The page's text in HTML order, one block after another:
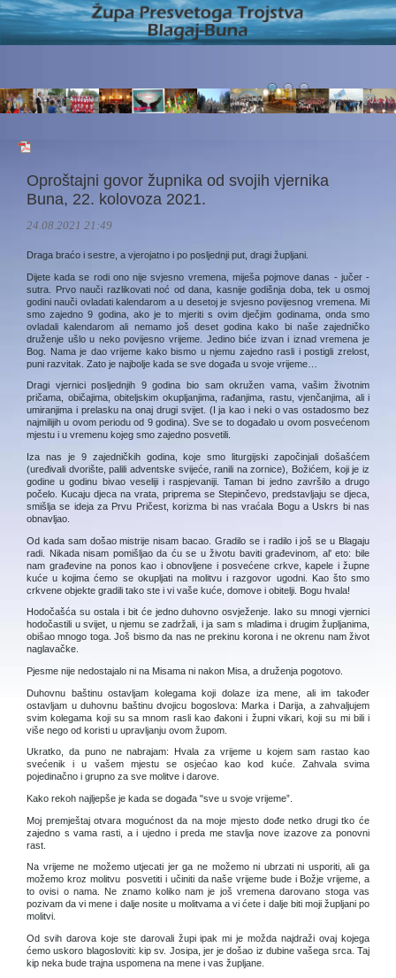
Oproštajni govor župnika od svojih vjernika
Buna, 22. kolovoza 2021.
24.08.2021 21:49
Draga braćo i sestre, a vjerojatno i po posljednji put, dragi župljani.
Dijete kada se rodi ono nije svjesno vremena, miješa pojmove danas - jučer -
sutra. Prvo nauči razlikovati noć od dana, kasnije godišnja doba, tek u osmoj
godini nauči ovladati kalendarom a u desetoj je svjesno povijesnog vremena. Mi
smo zajedno 9 godina, ako je to mjeriti s ovim dječjim godinama, onda smo
ovladali kalendarom ali nemamo još deset godina kako bi naše zajedničko
druženje ušlo u neko povijesno vrijeme. Jedino biće izvan i iznad vremena je
Bog. Nama je dao vrijeme kako bismo u njemu zajedno rasli i postigli zrelost,
puni razvitak. Zato je najbolje kada se sve događa u svoje vrijeme…
Dragi vjernici posljednjih 9 godina bio sam okružen vama, vašim životnim
pričama, običajima, obiteljskim okupljanjima, rađanjima, rastu, vjenčanjima, ali i
umiranjima i prelasku na onaj drugi svijet. (I ja kao i neki o vas ostadosmo bez
najmilijih u ovom periodu od 9 godina). Sve se to događalo u ovom posvećenom
mjestu i u vremenu kojeg smo zajedno posvetili.
Iza nas je 9 zajedničkih godina, koje smo liturgijski započinjali došašćem
(uređivali dvorište, palili adventske svijeće, ranili na zornice), Božićem, koji je iz
godine u godinu bivao veseliji i raspjevaniji. Taman bi jedno završilo a drugo
počelo. Kucaju djeca na vrata, priprema se Stepinčevo, predstavljaju se djeca,
smišlja se ideja za Prvu Pričest, korizma bi nas vraćala Bogu a Uskrs bi nas
obnavljao.
Od kada sam došao mistrije nisam bacao. Gradilo se i radilo i još se u Blagaju
radi. Nikada nisam pomišljao da ću se u životu baviti građevinom, al' eto: bile
nam građevine na ponos kao i obnovljene i posvećene crkve, kapele i župne
kuće u kojima ćemo se okupljati na molitvu i razgovor ugodni. Kao što smo
crkvene objekte gradili tako ste i vi vaše kuće, domove i obitelji. Bogu hvala!
Hodočašća su ostala i bit će jedno duhovno osvježenje. Iako su mnogi vjernici
hodočastili u svijet, u njemu se zadržali, i ja sam s mladima i drugim župljanima,
obišao mnogo toga. Još bismo da nas ne prekinu korona i ne okrenu nam život
naglavačke.
Pjesme nije nedostajalo ni na Misama ni nakon Misa, a druženja pogotovo.
Duhovnu baštinu ostavljam kolegama koji dolaze iza mene, ali im također
ostavljam u duhovnu baštinu dvojicu bogoslova: Marka i Darija, a zahvaljujem
svim kolegama koji su sa mnom rasli kao đakoni i župni vikari, koji su mi bili i
više nego od koristi u upravljanju ovom župom.
Ukratko, da puno ne nabrajam: Hvala za vrijeme u kojem sam rastao kao
svećenik i u vašem mjestu se osjećao kao kod kuće. Zahvala svima
pojedinačno i grupno za sve molitve i darove.
Kako rekoh najljepše je kada se događa "sve u svoje vrijeme”.
Moj premještaj otvara mogućnost da na moje mjesto dođe netko drugi tko će
zajedno s vama rasti, a i ujedno i preda me stavlja nove izazove za ponovni
rast.
Na vrijeme ne možemo utjecati jer ga ne možemo ni ubrzati ni usporiti, ali ga
možemo kroz molitvu posvetiti i učiniti da naše vrijeme bude i Božje vrijeme, a
to ovisi o nama. Ne znamo koliko nam je još vremena darovano stoga vas
pozivam da vi mene i dalje nosite u molitvama a vi ćete i dalje biti moji župljani po
molitvi.
Od svih darova koje ste darovali župi ipak mi je možda najdraži ovaj kojega
ćemo uskoro blagosloviti: kip sv. Josipa, jer je došao iz dubine vašega srca. Taj
kip neka bude trajna uspomena na mene i vas župljane.